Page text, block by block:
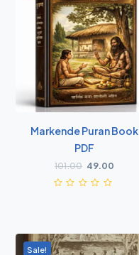
Markende Puran Book
PDF
101.00 49.00
Sale!